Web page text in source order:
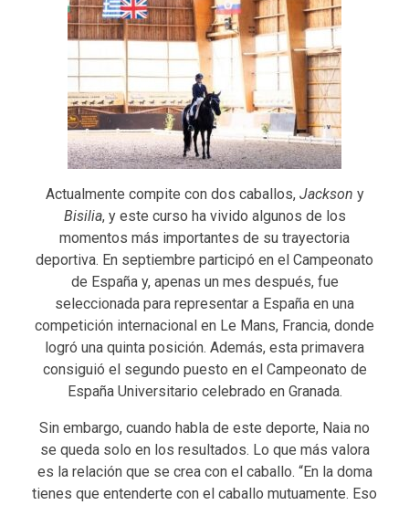
Actualmente compite con dos caballos,Jackson y
Bisilia, y este curso ha vivido algunos de los
momentos más importantes de su trayectoria
deportiva. En septiembre participó en el Campeonato
de España y, apenas un mes después, fue
seleccionada para representar a España en una
competición internacional en Le Mans, Francia, donde
logró una quinta posición. Además, esta primavera
consiguió el segundo puesto en el Campeonato de
España Universitario celebrado en Granada.
Sin embargo, cuando habla de este deporte, Naia no
se queda solo en los resultados. Lo que más valora
es la relación que se crea con el caballo. “En la doma
tienes que entenderte con el caballo mutuamente. Eso